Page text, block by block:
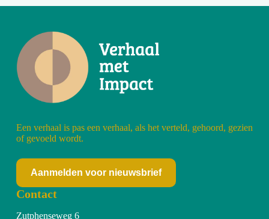
Een verhaal is pas een verhaal, als het verteld, gehoord, gezien
of gevoeld wordt.
Aanmelden voor nieuwsbrief
Contact
Zutphenseweg 6